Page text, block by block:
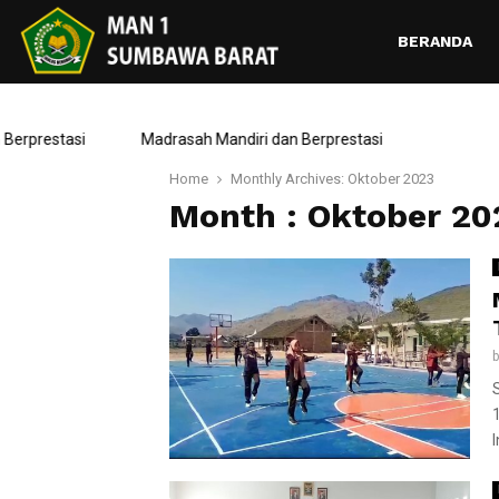
BERANDA
Madrasah Mandiri dan Berprestasi
Home Monthly Archives: Oktober 2023
Month : Oktober